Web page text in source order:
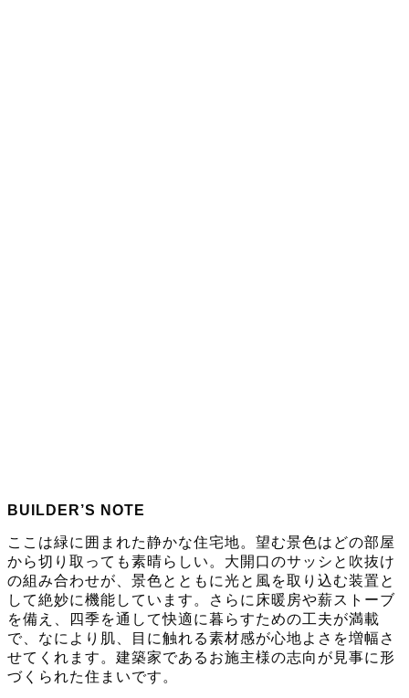
BUILDER’S NOTE
ここは緑に囲まれた静かな住宅地。望む景色はどの部屋
から切り取っても素晴らしい。大開口のサッシと吹抜け
の組み合わせが、景色とともに光と風を取り込む装置と
して絶妙に機能しています。さらに床暖房や薪ストーブ
を備え、四季を通して快適に暮らすための工夫が満載
で、なにより肌、目に触れる素材感が心地よさを増幅さ
せてくれます。建築家であるお施主様の志向が見事に形
づくられた住まいです。